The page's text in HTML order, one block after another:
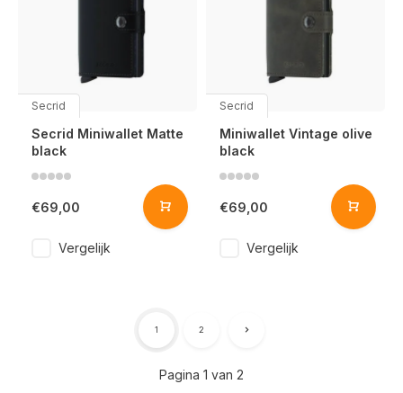
Secrid
Secrid Miniwallet Matte
black
€69,00
Vergelijk
Secrid
Miniwallet Vintage olive
black
€69,00
Vergelijk
Pagina 1 van 2
1 2